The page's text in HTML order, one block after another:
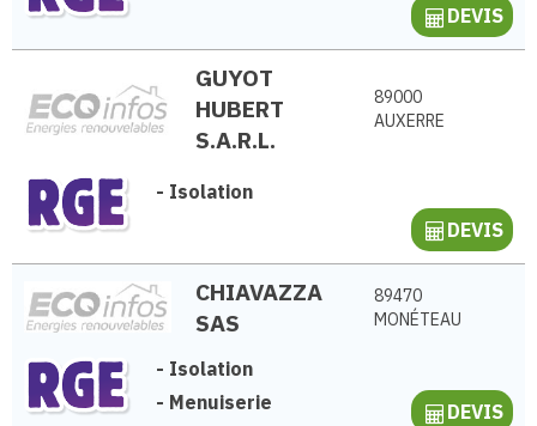
DEVIS
GUYOT
HUBERT
S.A.R.L.
89000
AUXERRE
- Isolation
DEVIS
CHIAVAZZA
SAS
89470
MONÉTEAU
- Isolation
- Menuiserie DEVIS